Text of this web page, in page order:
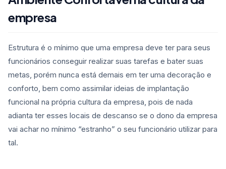
empresa
Estrutura é o mínimo que uma empresa deve ter para seus
funcionários conseguir realizar suas tarefas e bater suas
metas, porém nunca está demais em ter uma decoração e
conforto, bem como assimilar ideias de implantação
funcional na própria cultura da empresa, pois de nada
adianta ter esses locais de descanso se o dono da empresa
vai achar no mínimo “estranho” o seu funcionário utilizar para
tal.